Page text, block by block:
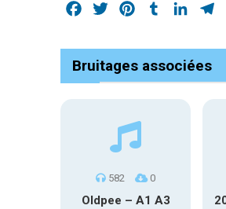
Facebook
Twitter PinterestTumblr
Bruitages associées
582 0
Oldpee – A1 A3